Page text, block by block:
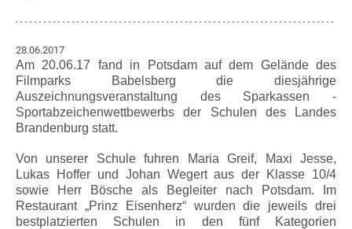
28.06.2017
Am 20.06.17 fand in Potsdam auf dem Gelände des
Filmparks Babelsberg die diesjährige
Auszeichnungsveranstaltung des Sparkassen -
Sportabzeichenwettbewerbs der Schulen des Landes
Brandenburg statt.
Von unserer Schule fuhren Maria Greif, Maxi Jesse,
Lukas Hoffer und Johan Wegert aus der Klasse 10/4
sowie Herr Bösche als Begleiter nach Potsdam. Im
Restaurant „Prinz Eisenherz“ wurden die jeweils drei
bestplatzierten Schulen in den fünf Kategorien